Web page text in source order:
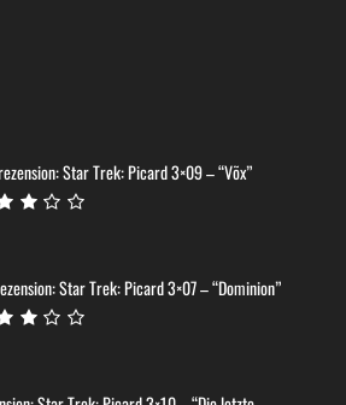
Star Trek: Picard 3×09 – “Võx”
Star Trek: Picard 3×07 – “Dominion”